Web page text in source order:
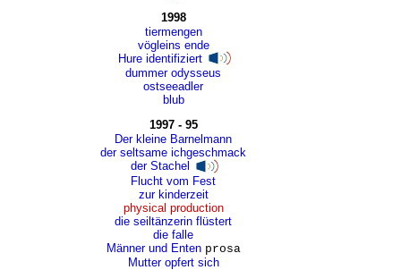
1998
tiermengen
vögleins ende
Hure identifiziert
dummer odysseus
ostseeadler
blub
1997 - 95
Der kleine Barnelmann
der seltsame ichgeschmack
der Stachel
Flucht vom Fest
zur kinderzeit
physical production
die seiltänzerin flüstert
die falle
Männer und Enten prosa
Mutter opfert sich